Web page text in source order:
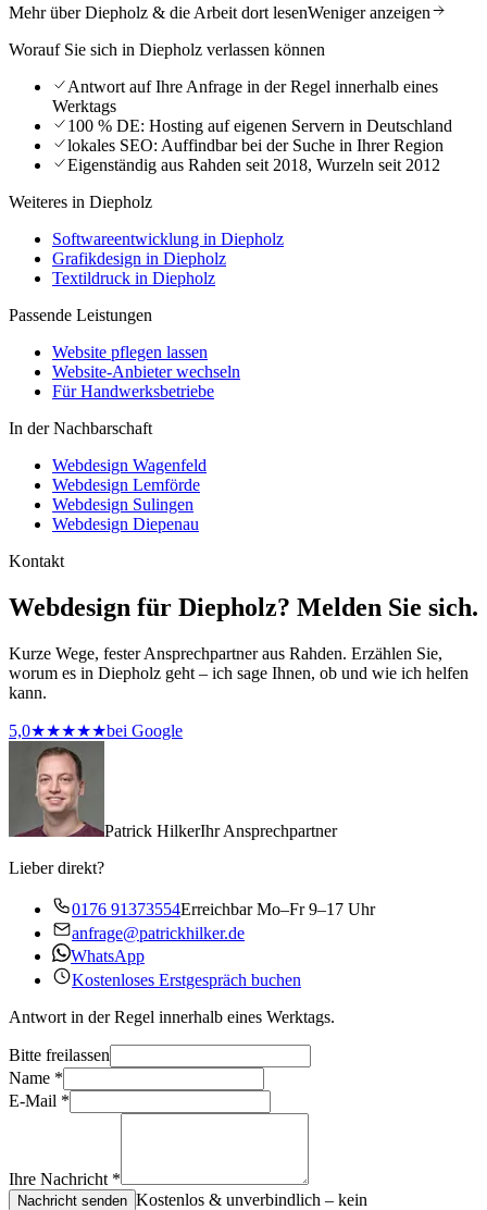
Mehr über Diepholz & die Arbeit dort lesenWeniger anzeigen
Worauf Sie sich in Diepholz verlassen können
Antwort auf Ihre Anfrage in der Regel innerhalb eines
Werktags
100 % DE: Hosting auf eigenen Servern in Deutschland
lokales SEO: Auffindbar bei der Suche in Ihrer Region
Eigenständig aus Rahden seit 2018, Wurzeln seit 2012
Weiteres in Diepholz
Softwareentwicklung in Diepholz
Grafikdesign in Diepholz
Textildruck in Diepholz
Passende Leistungen
Website pflegen lassen
Website-Anbieter wechseln
Für Handwerksbetriebe
In der Nachbarschaft
Webdesign Wagenfeld
Webdesign Lemförde
Webdesign Sulingen
Webdesign Diepenau
Kontakt
Webdesign für Diepholz? Melden Sie sich.
Kurze Wege, fester Ansprechpartner aus Rahden. Erzählen Sie,
worum es in Diepholz geht – ich sage Ihnen, ob und wie ich helfen
kann.
5,0★★★★★bei Google
Patrick HilkerIhr Ansprechpartner
Lieber direkt?
0176 91373554Erreichbar Mo–Fr 9–17 Uhr
anfrage@patrickhilker.de
WhatsApp
Kostenloses Erstgespräch buchen
Antwort in der Regel innerhalb eines Werktags.
Bitte freilassen
Name *
E-Mail *
Ihre Nachricht *
Nachricht senden Kostenlos & unverbindlich – kein